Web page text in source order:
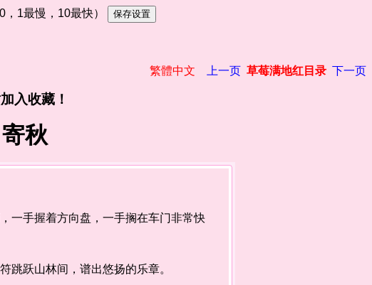
，1最慢，10最快）
繁體中文 上一页 草莓满地红目录 下一页
入收藏！
秋
手握着方向盘，一手搁在车门非常快
跳跃山林间，谱出悠扬的乐章。